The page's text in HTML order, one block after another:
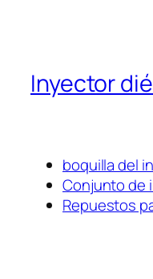
Inyector
boquilla del
Conjunto de
Repuestos